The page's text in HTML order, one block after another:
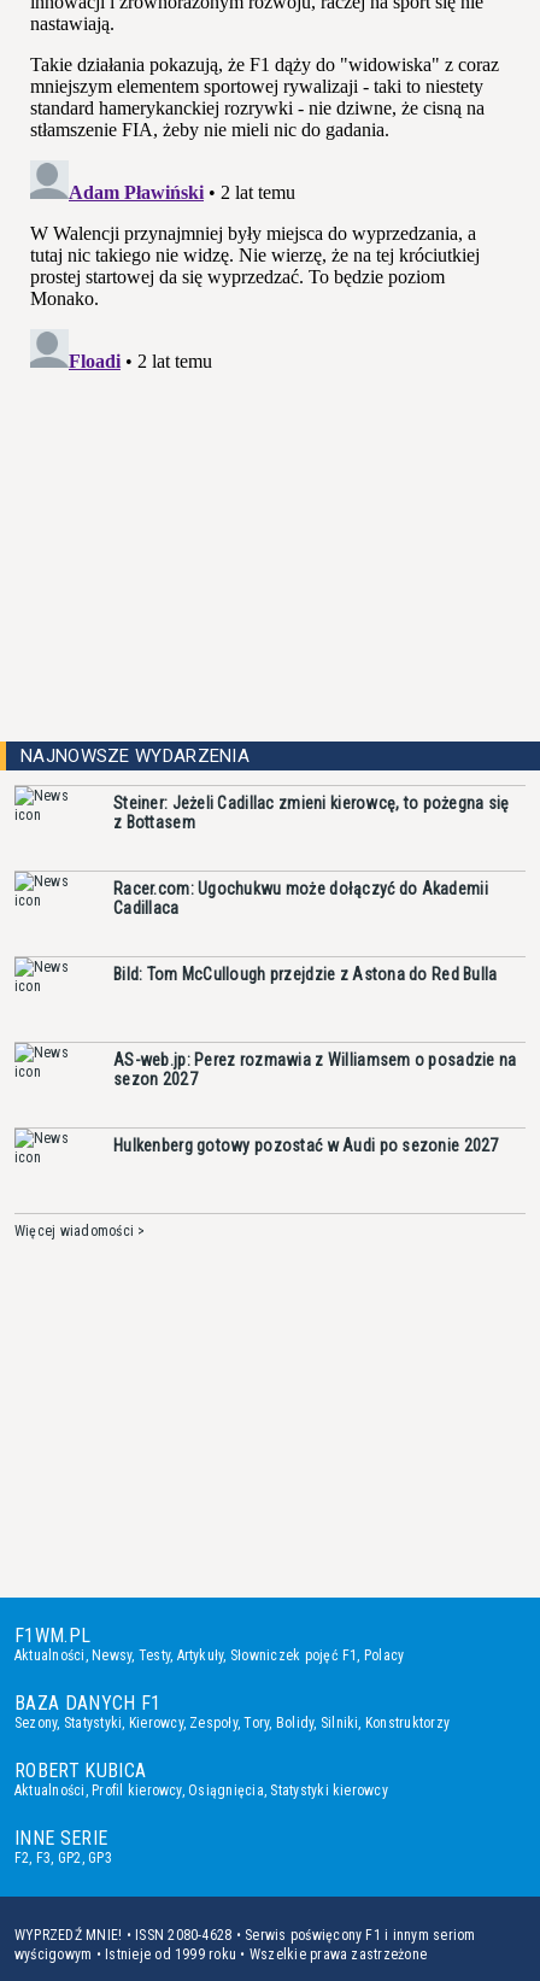
NAJNOWSZE WYDARZENIA
Steiner: Jeżeli Cadillac zmieni kierowcę, to pożegna się
z Bottasem
Racer.com: Ugochukwu może dołączyć do Akademii
Cadillaca
Bild: Tom McCullough przejdzie z Astona do Red Bulla
AS-web.jp: Perez rozmawia z Williamsem o posadzie na
sezon 2027
Hulkenberg gotowy pozostać w Audi po sezonie 2027
Więcej wiadomości >
F1WM.PL
Aktualności, Newsy, Testy, Artykuły, Słowniczek pojęć F1, Polacy
BAZA DANYCH F1
Sezony, Statystyki, Kierowcy, Zespoły,Tory, Bolidy, Silniki, Konstruktorzy
ROBERT KUBICA
Aktualności, Profil kierowcy,Osiągnięcia, Statystyki kierowcy
INNE SERIE
F2, F3, GP2,GP3
WYPRZEDŹ MNIE! • ISSN 2080-4628 • Serwis poświęcony F1 i innym seriom
wyścigowym • Istnieje od 1999 roku • Wszelkie prawa zastrzeżone